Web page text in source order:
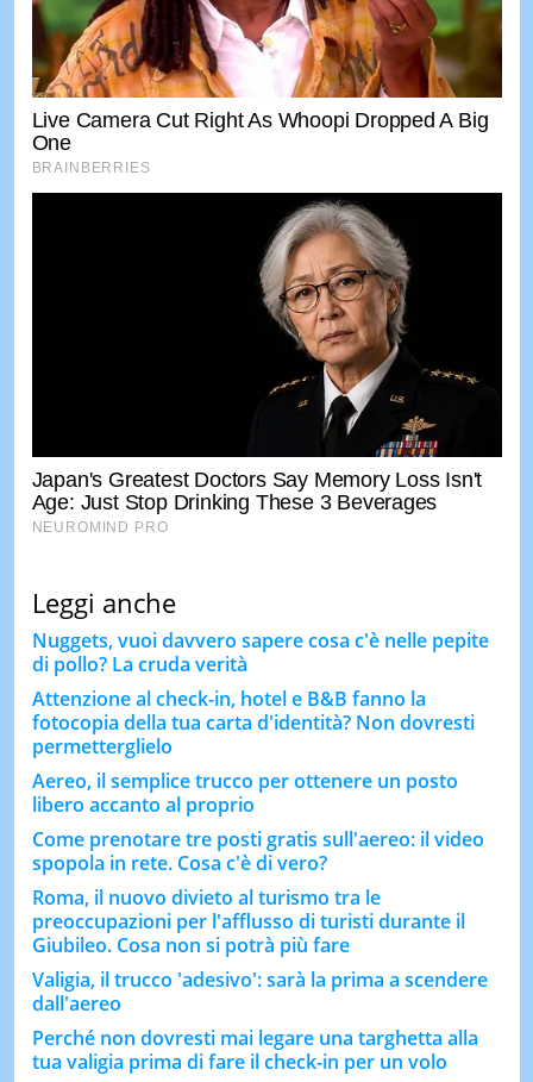
Leggi anche
Nuggets, vuoi davvero sapere cosa c'è nelle pepite
di pollo? La cruda verità
Attenzione al check-in, hotel e B&B fanno la
fotocopia della tua carta d'identità? Non dovresti
permetterglielo
Aereo, il semplice trucco per ottenere un posto
libero accanto al proprio
Come prenotare tre posti gratis sull'aereo: il video
spopola in rete. Cosa c'è di vero?
Roma, il nuovo divieto al turismo tra le
preoccupazioni per l'afflusso di turisti durante il
Giubileo. Cosa non si potrà più fare
Valigia, il trucco 'adesivo': sarà la prima a scendere
dall'aereo
Perché non dovresti mai legare una targhetta alla
tua valigia prima di fare il check-in per un volo